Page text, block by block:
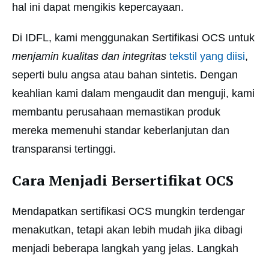
hal ini dapat mengikis kepercayaan.
Di IDFL, kami menggunakan Sertifikasi OCS untuk
menjamin kualitas dan integritas tekstil yang diisi,
seperti bulu angsa atau bahan sintetis. Dengan
keahlian kami dalam mengaudit dan menguji, kami
membantu perusahaan memastikan produk
mereka memenuhi standar keberlanjutan dan
transparansi tertinggi.
Cara Menjadi Bersertifikat OCS
Mendapatkan sertifikasi OCS mungkin terdengar
menakutkan, tetapi akan lebih mudah jika dibagi
menjadi beberapa langkah yang jelas. Langkah